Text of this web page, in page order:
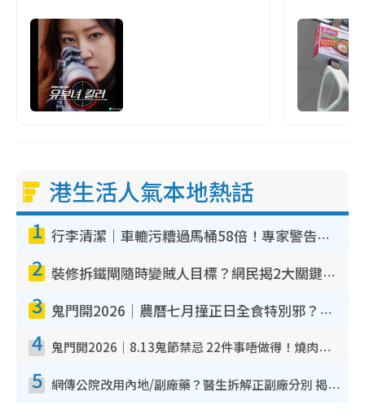
港生活人氣本地熱話
1 行李清潔｜車轆污糟過馬桶58倍！專家警告忌用酒精抹 教1招免污手除菌
2 裝修拆鐵閘隨時變賊人目標？網民揭2大關鍵用途：裝新式等於白裝？附新舊鐵閘分別
3 鬼門開2026｜農曆七月撞正日全食特別邪？專家警告切忌做一事！揭4大禁忌+2招保平安
4 鬼門開2026｜8.13鬼節禁忌 22件事唔做得！燒肉、刺身要少食？半夜勿吹口哨/打呢個電話
5 網傳公院改用內地/副廠藥？醫生拆解正副廠分別 揭4類人換藥隨時出事